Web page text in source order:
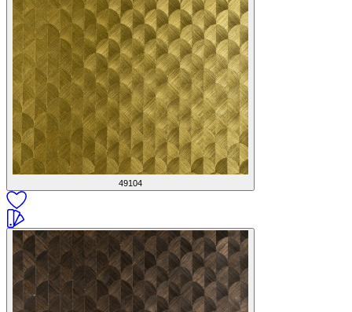
49104